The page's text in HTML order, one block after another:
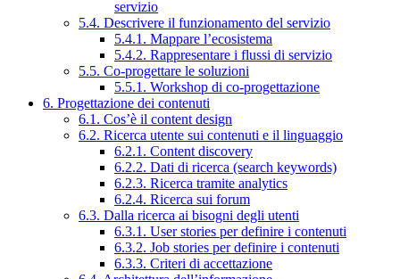
servizio
5.4. Descrivere il funzionamento del servizio
5.4.1. Mappare l’ecosistema
5.4.2. Rappresentare i flussi di servizio
5.5. Co-progettare le soluzioni
5.5.1. Workshop di co-progettazione
6. Progettazione dei contenuti
6.1. Cos’è il content design
6.2. Ricerca utente sui contenuti e il linguaggio
6.2.1. Content discovery
6.2.2. Dati di ricerca (search keywords)
6.2.3. Ricerca tramite analytics
6.2.4. Ricerca sui forum
6.3. Dalla ricerca ai bisogni degli utenti
6.3.1. User stories per definire i contenuti
6.3.2. Job stories per definire i contenuti
6.3.3. Criteri di accettazione